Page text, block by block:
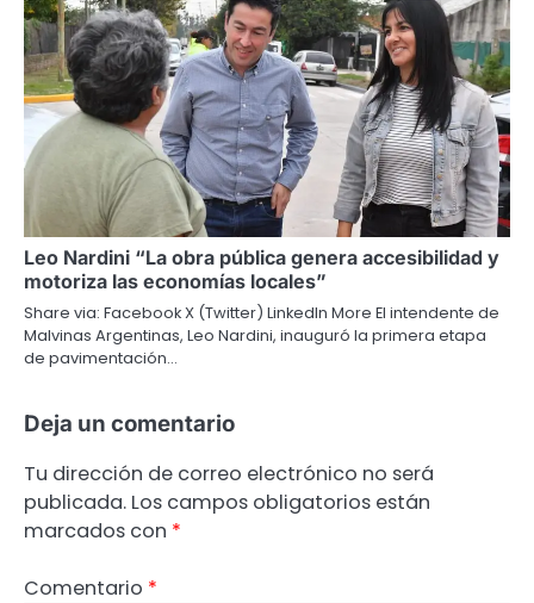
Leo Nardini “La obra pública genera accesibilidad y
motoriza las economías locales”
Share via: Facebook X (Twitter) LinkedIn More El intendente de
Malvinas Argentinas, Leo Nardini, inauguró la primera etapa
de pavimentación…
Deja un comentario
Tu dirección de correo electrónico no será
publicada. Los campos obligatorios están
marcados con *
Comentario *